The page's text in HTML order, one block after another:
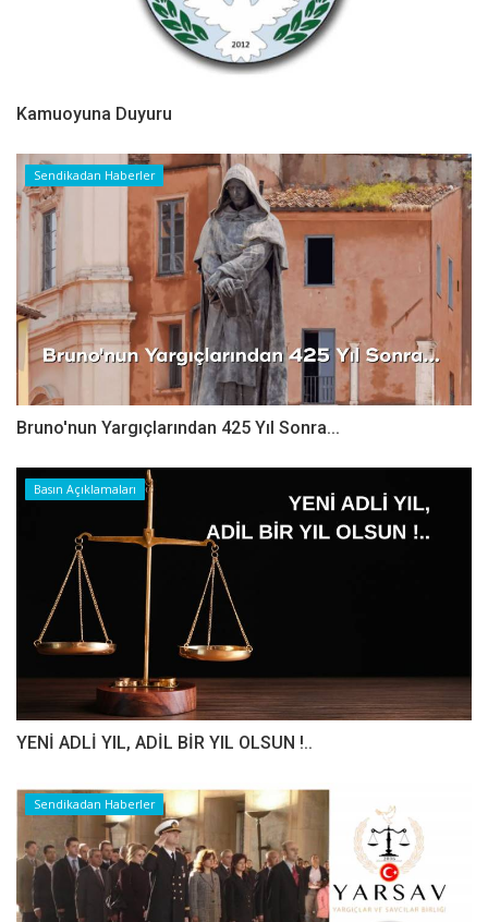
Kamuoyuna Duyuru
Sendikadan Haberler
Bruno'nun Yargıçlarından 425 Yıl Sonra...
Basın Açıklamaları
YENİ ADLİ YIL, ADİL BİR YIL OLSUN !..
Sendikadan Haberler